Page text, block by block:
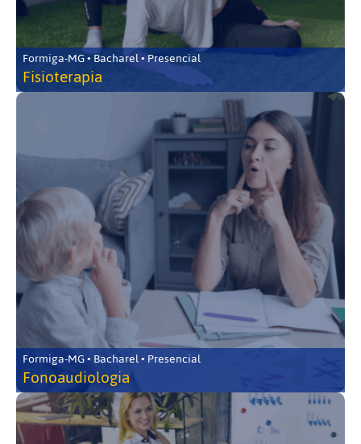
Formiga-MG • Bacharel • Presencial
Fisioterapia
Formiga-MG • Bacharel • Presencial
Fonoaudiologia